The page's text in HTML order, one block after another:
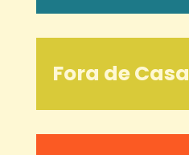
Fora de Casa